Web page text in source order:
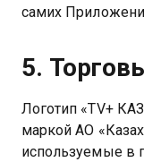
самих
5.
Логотип «TV+
маркой АО
используемые в